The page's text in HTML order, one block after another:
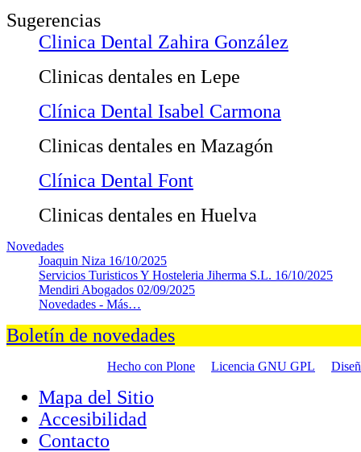
Sugerencias
Clinica Dental Zahira González
Clinicas dentales en Lepe
Clínica Dental Isabel Carmona
Clinicas dentales en Mazagón
Clínica Dental Font
Clinicas dentales en Huelva
Novedades
Joaquin Niza 16/10/2025
Servicios Turisticos Y Hosteleria Jiherma S.L. 16/10/2025
Mendiri Abogados 02/09/2025
Novedades - Más…
Boletín de novedades
Hecho con Plone Licencia GNU GPL
Mapa del Sitio
Accesibilidad
Contacto